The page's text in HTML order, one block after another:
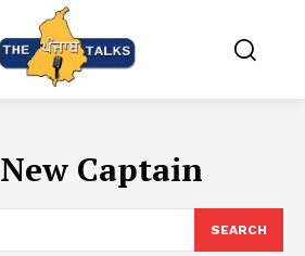
New Captain
SEARCH